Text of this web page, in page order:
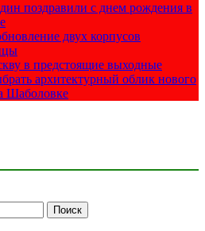
поздравили с днем рождения в
двух корпусов
в предстоящие выходные
архитектурный облик нового
Шаболовке